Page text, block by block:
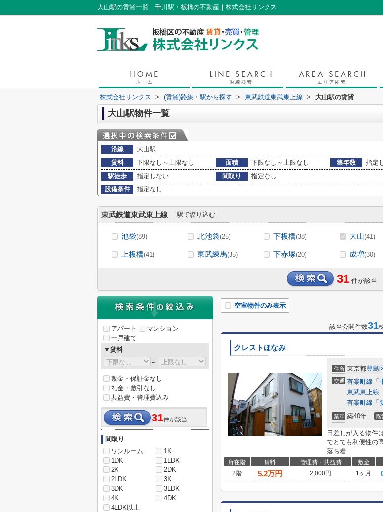
大山駅の賃貸一覧｜千川駅・板橋の不動産｜株式会社リンクス
株式会社リンクス > (賃貸)路線・駅から探す > 東武鉄道東武東上線 > 大山駅の賃貸
大山駅物件一覧
沿線
大山駅
賃料
下限なし～上限なし 面積 下限なし～上限なし 築年数
指定
駅徒歩
指定しない 間取り
指定なし
設備条件
指定なし
東武鉄道東武東上線 駅で絞り込む
池袋(89) 北池袋(25) 下板橋(38) 大山(41)
上板橋(41) 東武練馬(35) 下赤塚(20) 成増(30)
31 件が該当
空室物件のみ表示
該当公開件数31
クレストほなみ
住所 東京都豊島
交通 有楽町線 「
東武東上線 「
有楽町線 「
築年 築40年 階
日差しが入る物件
でとても利便性の
落ち着...
所在階 賃料 管理費・共益費 敷金
2階
5.2万円 2,000円 1ヶ月
アパート
マンション
一戸建て
▼賃料
～
敷金・保証金なし
礼金・敷引なし
共益費・管理費込み
31件が該当
間取り
ワンルーム
1K
1DK
1LDK
2K
2DK
2LDK
3K
3DK
3LDK
4K
4DK
4LDK以上